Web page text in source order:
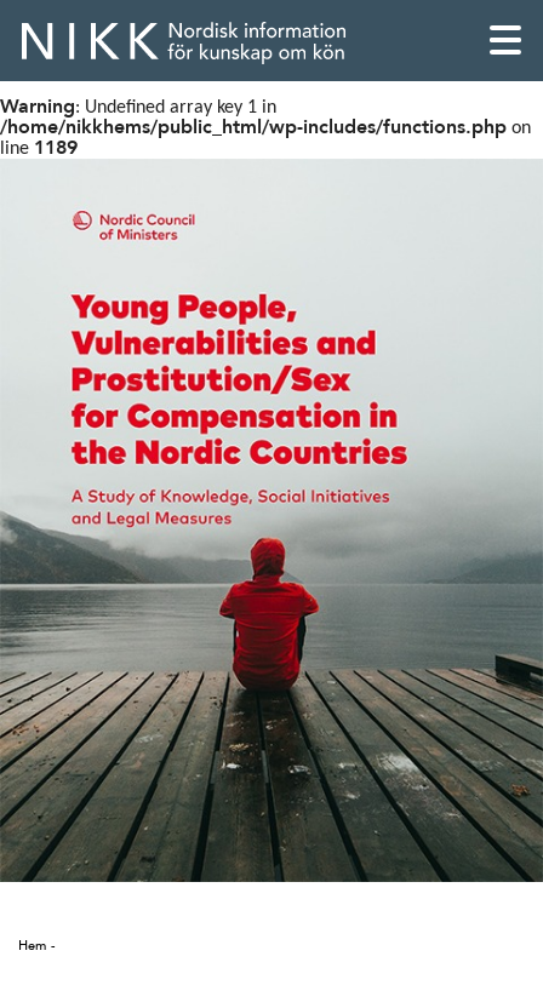
English
Skandinaviska
Suomi
Íslenska
Warning: Undefined array key 1 in
/home/nikkhems/public_html/wp-includes/functions.php on
line 1189
Hem